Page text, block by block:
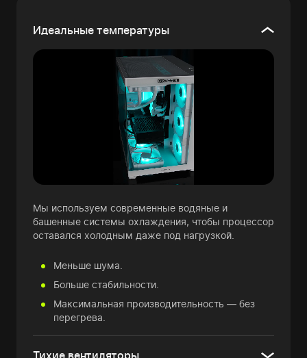
Идеальные температуры
Мы используем современные водяные и
башенные системы охлаждения, чтобы процессор
оставался холодным даже под нагрузкой.
Меньше шума.
Больше стабильности.
Максимальная производительность — без
перегрева.